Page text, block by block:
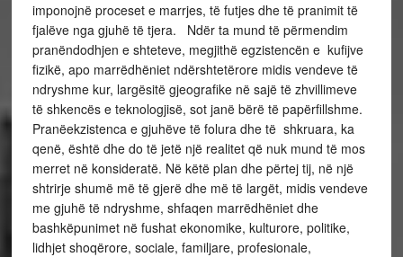
imponojnë proceset e marrjes, të futjes dhe të pranimit të
fjalëve nga gjuhë të tjera. Ndër ta mund të përmendim
pranëndodhjen e shteteve, megjithë egzistencën e kufijve
fizikë, apo marrëdhëniet ndërshtetërore midis vendeve të
ndryshme kur, largësitë gjeografike në sajë të zhvillimeve
të shkencës e teknologjisë, sot janë bërë të papërfillshme.
Pranëekzistenca e gjuhëve të folura dhe të shkruara, ka
qenë, është dhe do të jetë një realitet që nuk mund të mos
merret në konsideratë. Në këtë plan dhe përtej tij, në një
shtrirje shumë më të gjerë dhe më të largët, midis vendeve
me gjuhë të ndryshme, shfaqen marrëdhëniet dhe
bashkëpunimet në fushat ekonomike, kulturore, politike,
lidhjet shoqërore, sociale, familjare, profesionale,